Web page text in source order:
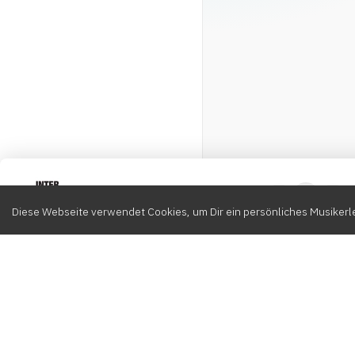
Diese Webseite verwendet Cookies, um Dir ein persönliches